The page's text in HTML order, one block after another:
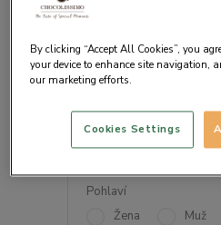
Firma
Pohlaví
Žena
Muž
By clicking “Accept All Cookies”, you
your device to enhance site navigation,
our marketing efforts.
Cookies Settings